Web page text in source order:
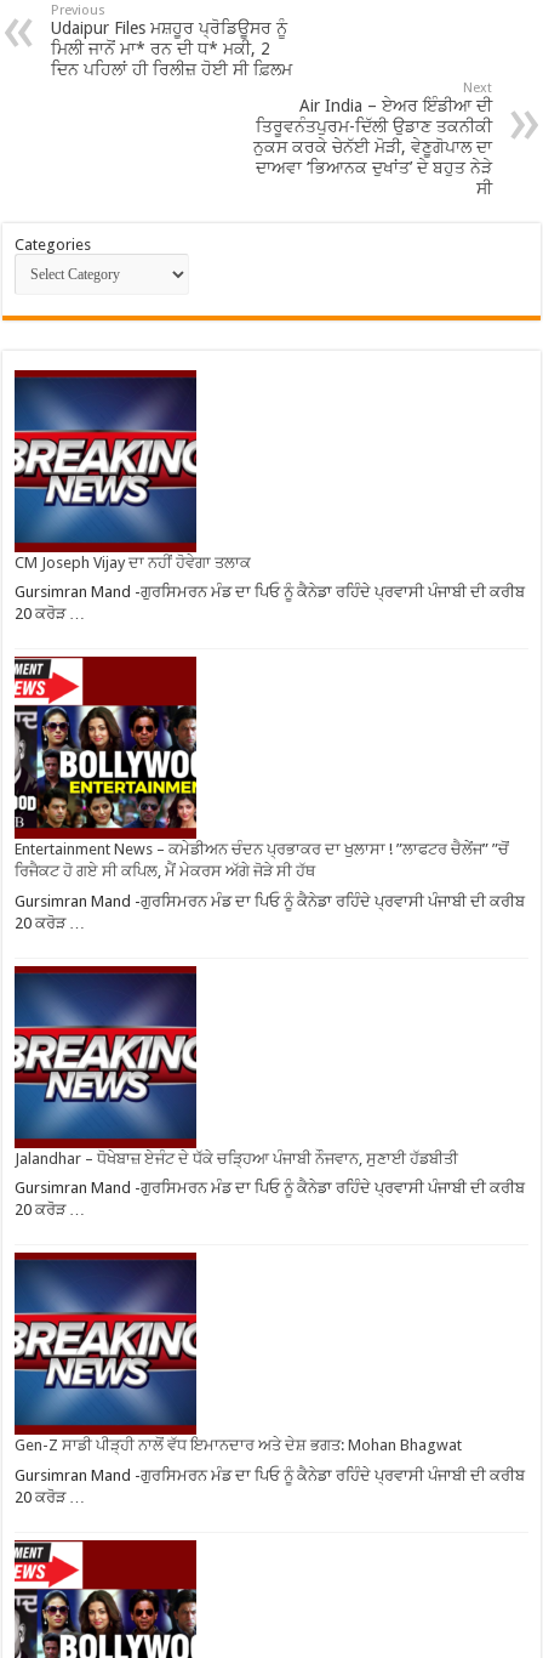
Previous
Udaipur Files ਮਸ਼ਹੂਰ ਪ੍ਰੋਡਿਊਸਰ ਨੂੰ
ਮਿਲੀ ਜਾਨੋਂ ਮਾ* ਰਨ ਦੀ ਧ* ਮਕੀ, 2
ਦਿਨ ਪਹਿਲਾਂ ਹੀ ਰਿਲੀਜ਼ ਹੋਈ ਸੀ ਫ਼ਿਲਮ
Next
Air India – ਏਅਰ ਇੰਡੀਆ ਦੀ
ਤਿਰੂਵਨੰਤਪੁਰਮ-ਦਿੱਲੀ ਉਡਾਣ ਤਕਨੀਕੀ
ਨੁਕਸ ਕਰਕੇ ਚੇਨੱਈ ਮੋੜੀ, ਵੇਣੂਗੋਪਾਲ ਦਾ
ਦਾਅਵਾ ‘ਭਿਆਨਕ ਦੁਖਾਂਤ’ ਦੇ ਬਹੁਤ ਨੇੜੇ
ਸੀ
Categories
CM Joseph Vijay ਦਾ ਨਹੀਂ ਹੋਵੇਗਾ ਤਲਾਕ
Gursimran Mand -ਗੁਰਸਿਮਰਨ ਮੰਡ ਦਾ ਪਿਓ ਨੂੰ ਕੈਨੇਡਾ ਰਹਿੰਦੇ ਪ੍ਰਵਾਸੀ ਪੰਜਾਬੀ ਦੀ ਕਰੀਬ
20 ਕਰੋੜ …
Entertainment News – ਕਮੇਡੀਅਨ ਚੰਦਨ ਪ੍ਰਭਾਕਰ ਦਾ ਖੁਲਾਸਾ ! ”ਲਾਫਟਰ ਚੈਲੇਂਜ” ”ਚੋਂ
ਰਿਜੈਕਟ ਹੋ ਗਏ ਸੀ ਕਪਿਲ, ਮੈਂ ਮੇਕਰਸ ਅੱਗੇ ਜੋੜੇ ਸੀ ਹੱਥ
Gursimran Mand -ਗੁਰਸਿਮਰਨ ਮੰਡ ਦਾ ਪਿਓ ਨੂੰ ਕੈਨੇਡਾ ਰਹਿੰਦੇ ਪ੍ਰਵਾਸੀ ਪੰਜਾਬੀ ਦੀ ਕਰੀਬ
20 ਕਰੋੜ …
Jalandhar – ਧੋਖੇਬਾਜ਼ ਏਜੰਟ ਦੇ ਧੱਕੇ ਚੜ੍ਹਿਆ ਪੰਜਾਬੀ ਨੌਜਵਾਨ, ਸੁਣਾਈ ਹੱਡਬੀਤੀ
Gursimran Mand -ਗੁਰਸਿਮਰਨ ਮੰਡ ਦਾ ਪਿਓ ਨੂੰ ਕੈਨੇਡਾ ਰਹਿੰਦੇ ਪ੍ਰਵਾਸੀ ਪੰਜਾਬੀ ਦੀ ਕਰੀਬ
20 ਕਰੋੜ …
Gen-Z ਸਾਡੀ ਪੀੜ੍ਹੀ ਨਾਲੋਂ ਵੱਧ ਇਮਾਨਦਾਰ ਅਤੇ ਦੇਸ਼ ਭਗਤ: Mohan Bhagwat
Gursimran Mand -ਗੁਰਸਿਮਰਨ ਮੰਡ ਦਾ ਪਿਓ ਨੂੰ ਕੈਨੇਡਾ ਰਹਿੰਦੇ ਪ੍ਰਵਾਸੀ ਪੰਜਾਬੀ ਦੀ ਕਰੀਬ
20 ਕਰੋੜ …